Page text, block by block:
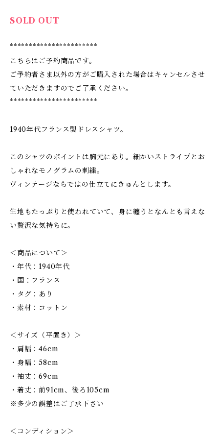
SOLD OUT
***********************
こちらはご予約商品です。
ご予約者さま以外の方がご購入された場合はキャンセルさせ
ていただきますのでご了承ください。
***********************
1940年代フランス製ドレスシャツ。
このシャツのポイントは胸元にあり。細かいストライプとお
しゃれなモノグラムの刺繍。
ヴィンテージならではの仕立てにきゅんとします。
生地もたっぷりと使われていて、身に纏うとなんとも言えな
い贅沢な気持ちに。
＜商品について＞
・年代：1940年代
・国：フランス
・タグ：あり
・素材：コットン
＜サイズ（平置き）＞
・肩幅：46cm
・身幅：58cm
・袖丈：69cm
・着丈：前91cm、後ろ105cm
※多少の誤差はご了承下さい
＜コンディション＞